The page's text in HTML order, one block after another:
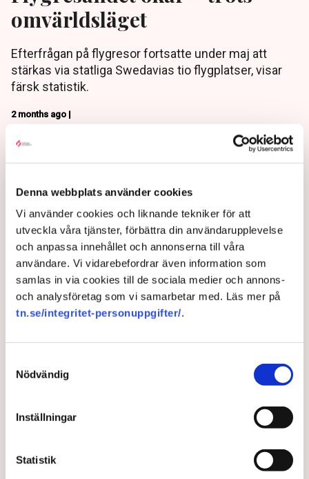
Denna webbplats använder cookies
Vi använder cookies och liknande tekniker för att
utveckla våra tjänster, förbättra din användarupplevelse
och anpassa innehållet och annonserna till våra
användare. Vi vidarebefordrar även information som
samlas in via cookies till de sociala medier och annons-
och analysföretag som vi samarbetar med. Läs mer på
tn.se/integritet-personuppgifter/.
Nödvändig
Inställningar
Statistik
omvärldsläget
Efterfrågan på flygresor fortsatte under maj att
stärkas via statliga Swedavias tio flygplatser, visar
färsk statistik.
2 months ago |
Halv miljard i stöd till
inrikesflyget
Regeringen föreslår ett stödpaket på 500 miljoner
kronor till inrikesflyget som pressas hårt av höga